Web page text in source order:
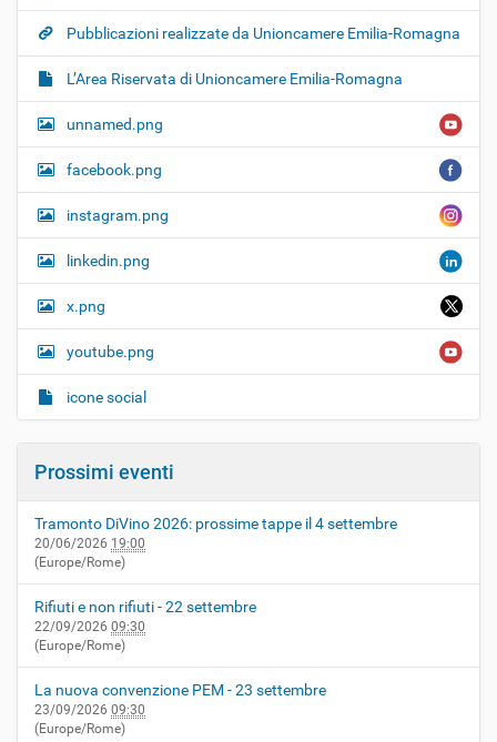
Pubblicazioni realizzate da Unioncamere Emilia-Romagna
L’Area Riservata di Unioncamere Emilia-Romagna
unnamed.png
facebook.png
instagram.png
linkedin.png
x.png
youtube.png
icone social
Prossimi eventi
Tramonto DiVino 2026: prossime tappe il 4 settembre
20/06/2026 19:00
(Europe/Rome)
Rifiuti e non rifiuti - 22 settembre
22/09/2026 09:30
(Europe/Rome)
La nuova convenzione PEM - 23 settembre
23/09/2026 09:30
(Europe/Rome)